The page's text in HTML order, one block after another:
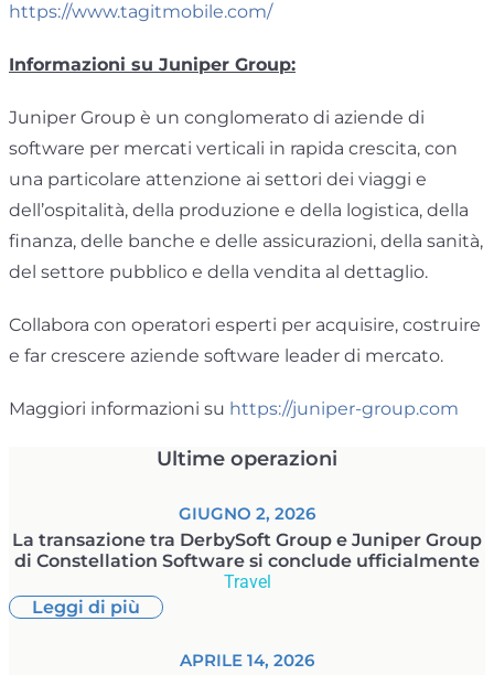
https://www.tagitmobile.com/
Informazioni su Juniper Group:
Juniper Group è un conglomerato di aziende di
software per mercati verticali in rapida crescita, con
una particolare attenzione ai settori dei viaggi e
dell’ospitalità, della produzione e della logistica, della
finanza, delle banche e delle assicurazioni, della sanità,
del settore pubblico e della vendita al dettaglio.
Collabora con operatori esperti per acquisire, costruire
e far crescere aziende software leader di mercato.
Maggiori informazioni su https://juniper-group.com
Ultime operazioni
GIUGNO 2, 2026
La transazione tra DerbySoft Group e Juniper Group
di Constellation Software si conclude ufficialmente
Travel
Leggi di più
APRILE 14, 2026